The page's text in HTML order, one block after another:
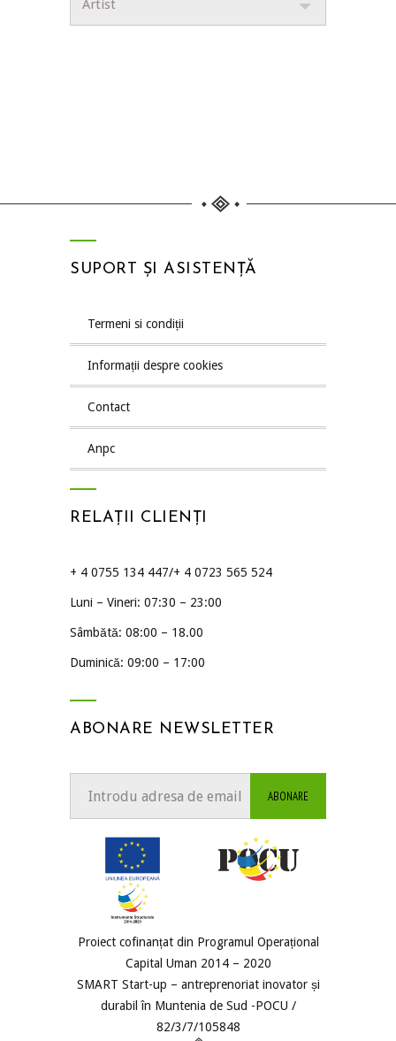
Artist
SUPORT ȘI ASISTENȚĂ
termeni si condiții
informații despre cookies
contact
anpc
RELAȚII CLIENȚI
+ 4 0755 134 447/+ 4 0723 565 524
Luni – Vineri: 07:30 – 23:00
Sâmbătă: 08:00 – 18.00
Duminică: 09:00 – 17:00
ABONARE NEWSLETTER
Proiect cofinanțat din Programul Operațional
Capital Uman 2014 – 2020
SMART Start-up – antreprenoriat inovator și
durabil în Muntenia de Sud -POCU /
82/3/7/105848